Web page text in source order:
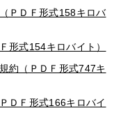
ＰＤＦ形式158キロバ
形式154キロバイト）
約（ＰＤＦ形式747キ
ＤＦ形式166キロバイ